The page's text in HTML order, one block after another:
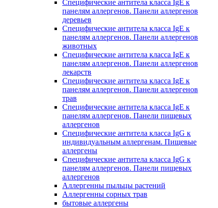
Специфические антитела класса IgE к
панелям аллергенов. Панели аллергенов
деревьев
Специфические антитела класса IgE к
панелям аллергенов. Панели аллергенов
животных
Специфические антитела класса IgE к
панелям аллергенов. Панели аллергенов
лекарств
Специфические антитела класса IgE к
панелям аллергенов. Панели аллергенов
трав
Специфические антитела класса IgE к
панелям аллергенов. Панели пищевых
аллергенов
Специфические антитела класса IgG к
индивидуальным аллергенам. Пищевые
аллергены
Специфические антитела класса IgG к
панелям аллергенов. Панели пищевых
аллергенов
Аллергенны пыльцы растений
Аллергенны сорных трав
бытовые аллергены